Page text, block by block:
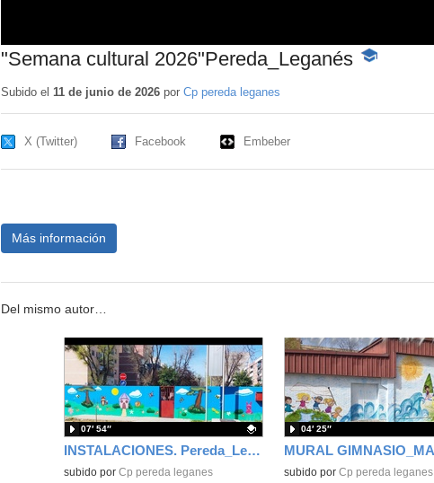
"Semana cultural 2026"Pereda_Leganés -
Subido el 11 de junio de 2026por Cp pereda leganes
X (Twitter) Facebook Embeber
Más información
Del mismo autor…
INSTALACIONES. Pereda_Leganés
Contenido educativo.
subido por Cp pereda leganes
07′ 54″
Contenido educativo.
subido por Cp pereda leganes
04′ 25″